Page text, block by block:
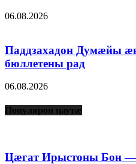
06.08.2026
Паддзахадон Думæйы
бюллетены рад
06.08.2026
Популярон цаутæ
Цæгат Ирыстоны Бон